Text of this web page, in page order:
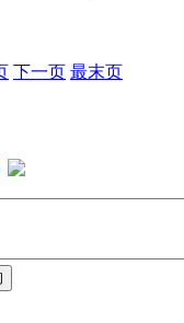
下一页 最末页